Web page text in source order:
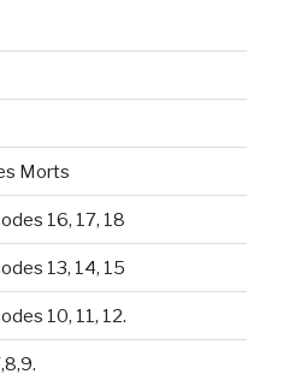
Morts
16, 17, 18
13, 14, 15
10, 11, 12.